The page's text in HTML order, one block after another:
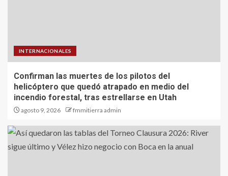
INTERNACIONALES
Confirman las muertes de los pilotos del
helicóptero que quedó atrapado en medio del
incendio forestal, tras estrellarse en Utah
agosto 9, 2026 fmmitierra admin